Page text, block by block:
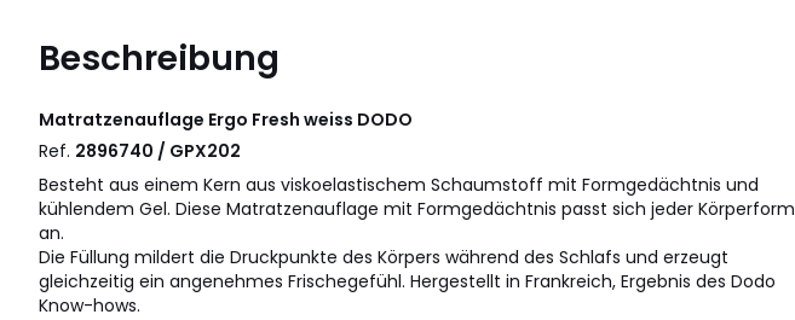
Beschreibung
Matratzenauflage Ergo Fresh weiss DODO
Ref. 2896740 / GPX202
Besteht aus einem Kern aus viskoelastischem Schaumstoff mit Formgedächtnis und
kühlendem Gel. Diese Matratzenauflage mit Formgedächtnis passt sich jeder Körperform
an.
Die Füllung mildert die Druckpunkte des Körpers während des Schlafs und erzeugt
gleichzeitig ein angenehmes Frischegefühl. Hergestellt in Frankreich, Ergebnis des Dodo
Know-hows.